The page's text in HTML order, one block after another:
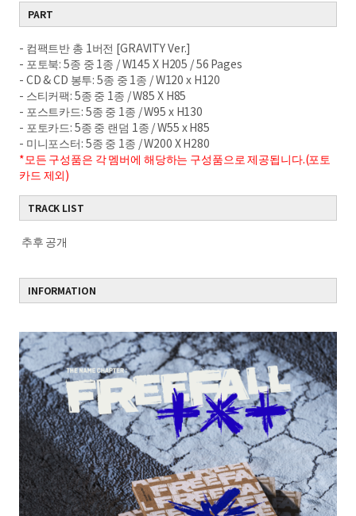
PART
- 컴팩트반 총 1버전 [GRAVITY Ver.]
- 포토북: 5종 중 1종 / W145 X H205 / 56 Pages
- CD & CD 봉투: 5종 중 1종 / W120 x H120
- 스티커팩: 5종 중 1종 / W85 X H85
- 포스트카드: 5종 중 1종 / W95 x H130
- 포토카드: 5종 중 랜덤 1종 / W55 x H85
- 미니포스터: 5종 중 1종 / W200 X H280
*모든 구성품은 각 멤버에 해당하는 구성품으로 제공됩니다.(포토
카드 제외)
TRACK LIST
추후 공개
INFORMATION